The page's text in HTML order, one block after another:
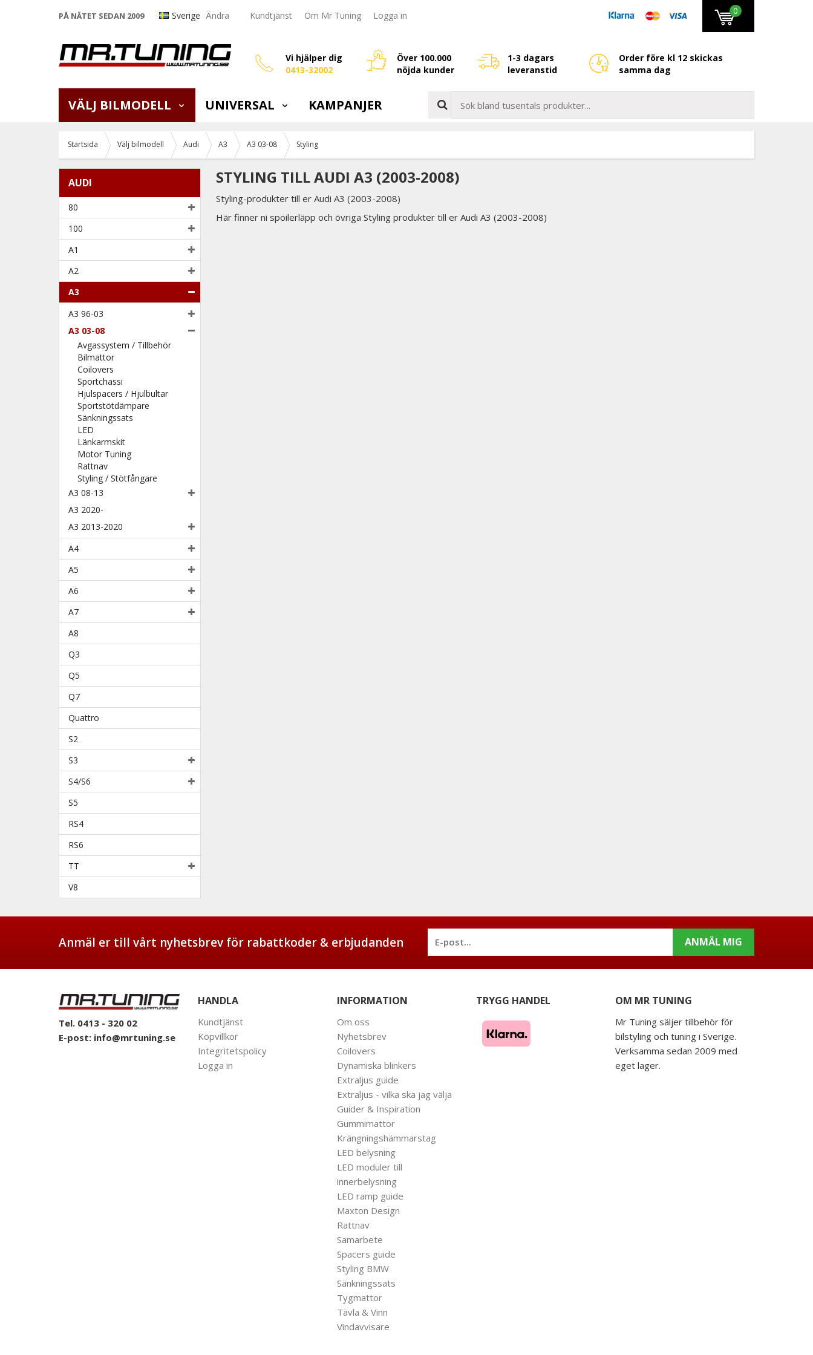
PÅ NÄTET SEDAN 2009 Sverige Ändra Kundtjänst Om Mr Tuning Logga in 0
Vi hjälper dig
0413-32002
Över 100.000
nöjda kunder
1-3 dagars
leveranstid
Order före kl 12 skickas
samma dag
VÄLJ BILMODELL UNIVERSAL KAMPANJER
Startsida Välj bilmodell Audi A3 A3 03-08 Styling
AUDI
80
100
A1
A2
A3
A3 96-03
A3 03-08
Avgassystem / Tillbehör
Bilmattor
Coilovers
Sportchassi
Hjulspacers / Hjulbultar
Sportstötdämpare
Sänkningssats
LED
Länkarmskit
Motor Tuning
Rattnav
Styling / Stötfångare
A3 08-13
A3 2020-
A3 2013-2020
A4
A5
A6
A7
A8
Q3
Q5
Q7
Quattro
S2
S3
S4/S6
S5
RS4
RS6
TT
V8
STYLING TILL AUDI A3 (2003-2008)
Styling-produkter till er Audi A3 (2003-2008)
Här finner ni spoilerläpp och övriga Styling produkter till er Audi A3 (2003-2008)
Anmäl er till vårt nyhetsbrev för rabattkoder & erbjudanden ANMÄL MIG
Tel. 0413 - 320 02
E-post: info@mrtuning.se
HANDLA
Kundtjänst
Köpvillkor
Integritetspolicy
Logga in
INFORMATION
Om oss
Nyhetsbrev
Coilovers
Dynamiska blinkers
Extraljus guide
Extraljus - vilka ska jag välja
Guider & Inspiration
Gummimattor
Krängningshämmarstag
LED belysning
LED moduler till
innerbelysning
LED ramp guide
Maxton Design
Rattnav
Samarbete
Spacers guide
Styling BMW
Sänkningssats
Tygmattor
Tävla & Vinn
Vindavvisare
TRYGG HANDEL OM MR TUNING
Mr Tuning säljer tillbehör för
bilstyling och tuning i Sverige.
Verksamma sedan 2009 med
eget lager.